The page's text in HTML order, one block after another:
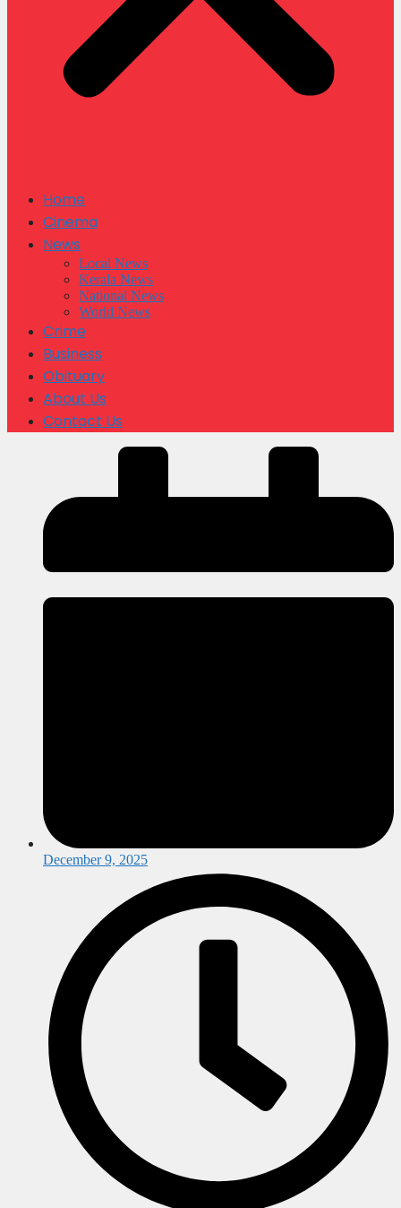
Home
Cinema
News
Local News
Kerala News
National News
World News
Crime
Business
Obituary
About Us
Contact Us
December 9, 2025